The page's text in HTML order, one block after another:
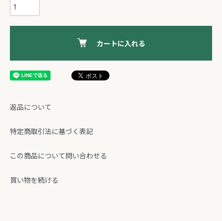
カートに入れる
返品について
特定商取引法に基づく表記
この商品について問い合わせる
買い物を続ける